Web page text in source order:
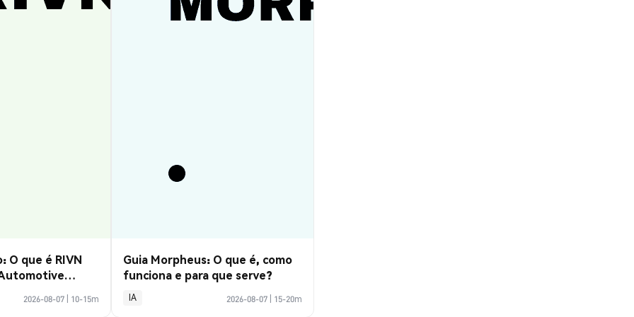
O que é RIVN
2026-08-07 10-15m
Guia Morpheus: O que é, como
funciona e para que serve?
IA 2026-08-07 15-20m